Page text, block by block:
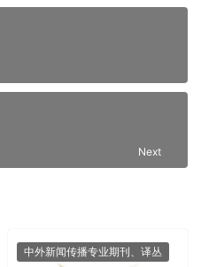
Next
中外新闻传播专业期刊、译丛